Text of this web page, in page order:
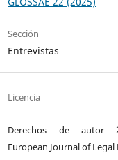
Sección
Entrevistas
Licencia
Derechos de autor
European Journal of